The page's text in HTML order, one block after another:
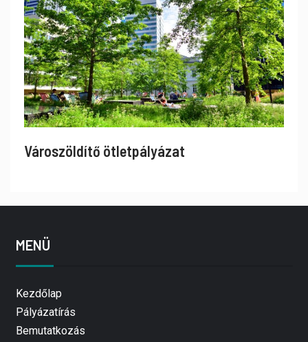
Városzöldítő ötletpályázat
MENÜ
Kezdőlap
Pályázatírás
Bemutatkozás